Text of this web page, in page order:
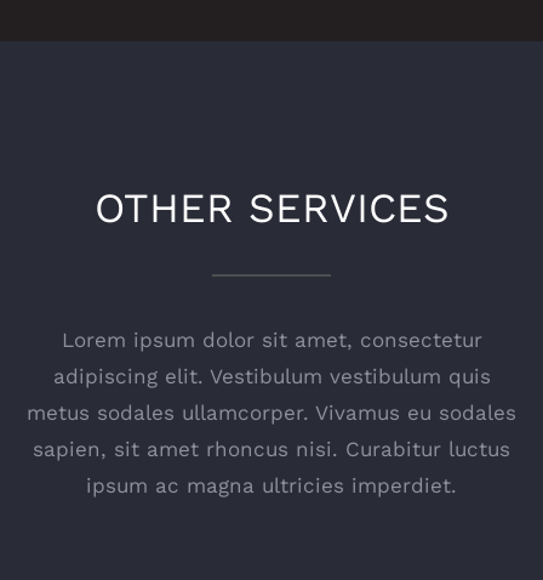
OTHER SERVICES
Lorem ipsum dolor sit amet, consectetur
adipiscing elit. Vestibulum vestibulum quis
metus sodales ullamcorper. Vivamus eu sodales
sapien, sit amet rhoncus nisi. Curabitur luctus
ipsum ac magna ultricies imperdiet.